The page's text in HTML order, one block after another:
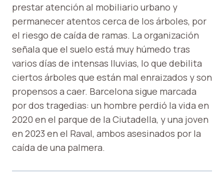
prestar atención al mobiliario urbano y
permanecer atentos cerca de los árboles, por
el riesgo de caída de ramas. La organización
señala que el suelo está muy húmedo tras
varios días de intensas lluvias, lo que debilita
ciertos árboles que están mal enraizados y son
propensos a caer. Barcelona sigue marcada
por dos tragedias: un hombre perdió la vida en
2020 en el parque de la Ciutadella, y una joven
en 2023 en el Raval, ambos asesinados por la
caída de una palmera.